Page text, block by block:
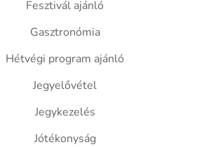
Fesztivál ajánló
Gasztronómia
Hétvégi program ajánló
Jegyelővétel
Jegykezelés
Jótékonyság